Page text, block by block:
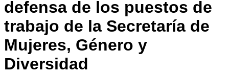
defensa de los puestos de
trabajo de la Secretaría de
Mujeres, Género y
Diversidad